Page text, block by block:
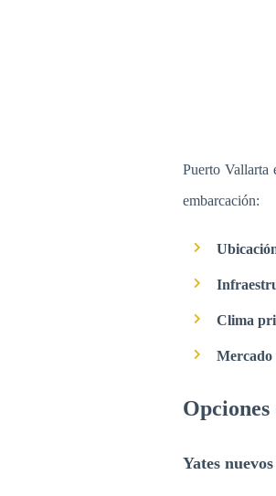
Puerto Vallarta
embarcación:
Clima
Mercado
Yates nuevos